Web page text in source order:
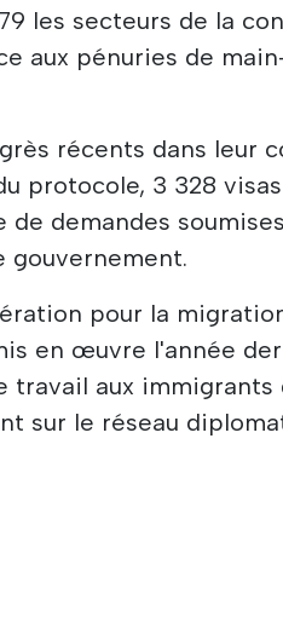
les secteurs de la
aux pénuries de
récents dans leur
protocole, 3 328
de demandes
gouvernement.
pour la
en œuvre l'année
travail aux immigrants
sur le réseau